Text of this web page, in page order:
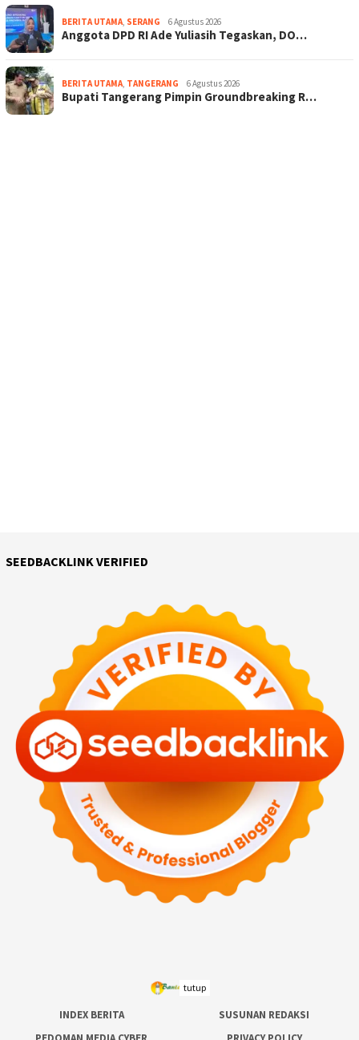
BERITA UTAMA, SERANG 6 Agustus 2026
Anggota DPD RI Ade Yuliasih Tegaskan, DO…
BERITA UTAMA, TANGERANG 6 Agustus 2026
Bupati Tangerang Pimpin Groundbreaking R…
SEEDBACKLINK VERIFIED
INDEX BERITA
SUSUNAN REDAKSI
tutup